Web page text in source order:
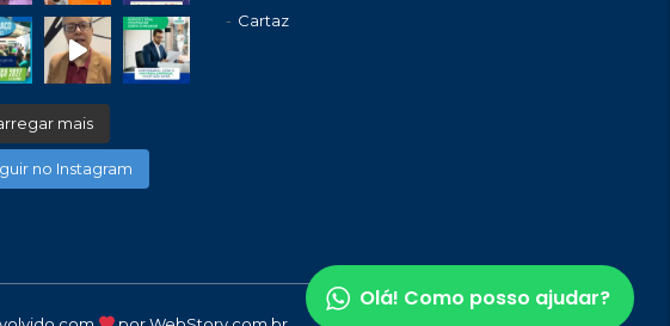
mais
no Instagram
Cartaz
Olá! Como posso ajudar?